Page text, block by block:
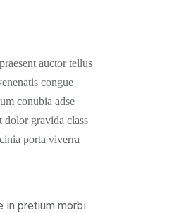
auctor tellus
congue
conubia adse
dolor gravida class
porta viverra
in pretium morbi